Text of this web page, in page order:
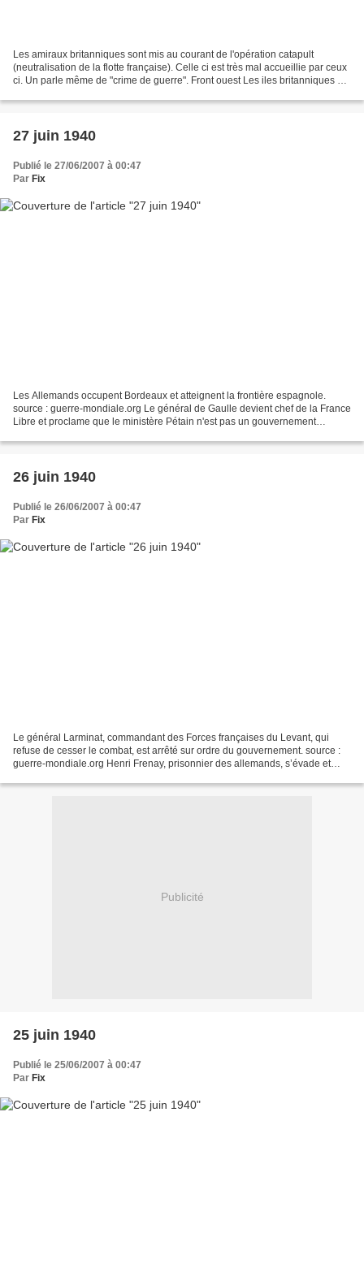
Les amiraux britanniques sont mis au courant de l'opération catapult
(neutralisation de la flotte française). Celle ci est très mal accueillie par ceux
ci. Un parle même de "crime de guerre". Front ouest Les iles britanniques de
27 juin 1940
Publié le 27/06/2007 à 00:47
Par Fix
Les Allemands occupent Bordeaux et atteignent la frontière espagnole.
source : guerre-mondiale.org Le général de Gaulle devient chef de la France
Libre et proclame que le ministère Pétain n'est pas un gouvernement
26 juin 1940
Publié le 26/06/2007 à 00:47
Par Fix
Le général Larminat, commandant des Forces françaises du Levant, qui
refuse de cesser le combat, est arrêté sur ordre du gouvernement. source :
guerre-mondiale.org Henri Frenay, prisonnier des allemands, s’évade et
Publicité
25 juin 1940
Publié le 25/06/2007 à 00:47
Par Fix